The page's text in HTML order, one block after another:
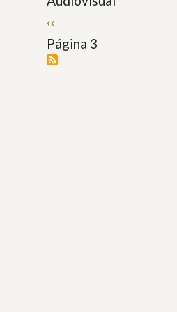
Paginación
Página
anterior
‹‹
Página 3